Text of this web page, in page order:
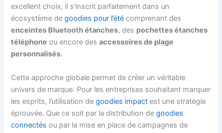
excellent choix, il s’inscrit parfaitement dans un
écosystème degoodies pour l’été comprenant des
enceintes Bluetooth étanches, des pochettes étanches
téléphone ou encore desaccessoires de plage
personnalisés.
Cette approche globale permet de créer un véritable
univers de marque. Pour les entreprises souhaitant marquer
les esprits, l’utilisation degoodies impact est une stratégie
éprouvée. Que ce soit par la distribution degoodies
connectés ou par la mise en place de campagnes de